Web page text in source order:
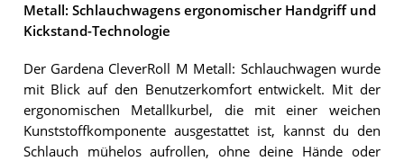
Metall: Schlauchwagens ergonomischer Handgriff und
Kickstand-Technologie
Der Gardena CleverRoll M Metall: Schlauchwagen wurde
mit Blick auf den Benutzerkomfort entwickelt. Mit der
ergonomischen Metallkurbel, die mit einer weichen
Kunststoffkomponente ausgestattet ist, kannst du den
Schlauch mühelos aufrollen, ohne deine Hände oder